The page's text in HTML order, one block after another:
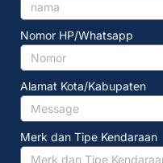
Nomor HP/Whatsapp
Alamat Kota/Kabupaten
Merk dan Tipe Kendaraan